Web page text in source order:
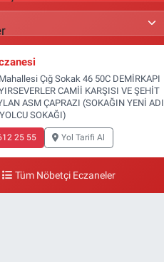
Çığ Sokak 46 50C DEMİRKAPI
CAMİİ KARŞISI VE ŞEHİT
ASM ÇAPRAZI (SOKAĞIN YENİ ADI
SOKAĞI)
25 55 Yol Tarifi Al
Tüm Nöbetçi Eczaneler